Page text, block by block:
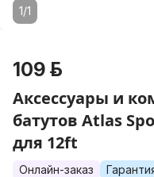
1/1
109 р.
Аксессуары и
батутов Atlas
для 12ft
Онлайн-заказ